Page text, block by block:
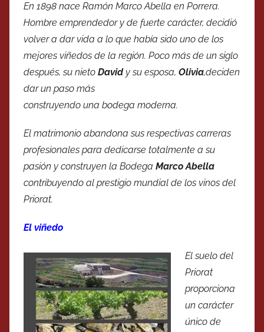
En 1898 nace Ramón Marco Abella en Porrera.
Hombre emprendedor y de fuerte carácter, decidió
volver a dar vida a lo que había sido uno de los
mejores viñedos de la región. Poco más de un siglo
después, su nieto David y su esposa, Olivia,deciden
dar un paso más
construyendo una bodega moderna.
El matrimonio abandona sus respectivas carreras
profesionales para dedicarse totalmente a su
pasión y construyen la Bodega Marco Abella
contribuyendo al prestigio mundial de los vinos del
Priorat.
El viñedo
El suelo del
Priorat
proporciona
un carácter
único de